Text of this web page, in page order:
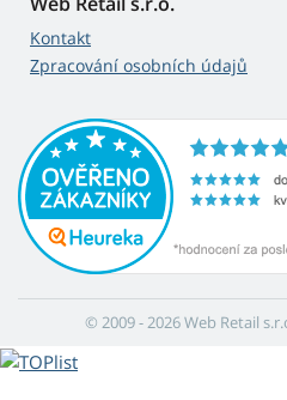
Kontakt
Zpracování osobních údajů
© 2009 - 2026 Web Retail